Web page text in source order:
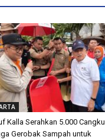
Kalla Serahkan 5.000 Cangkul
Gerobak Sampah untuk